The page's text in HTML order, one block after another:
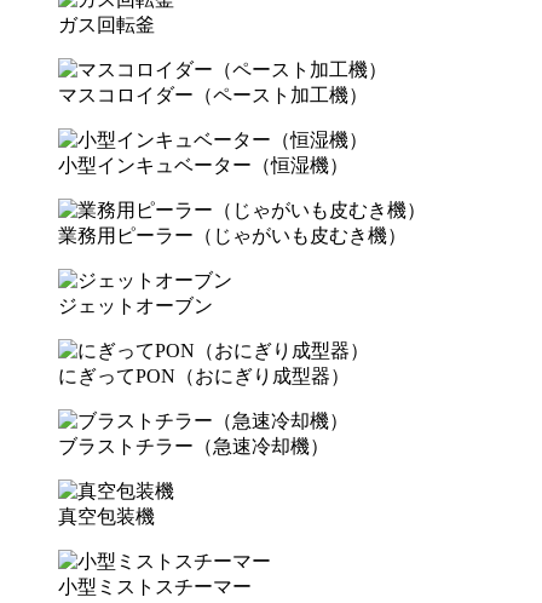
ガス回転釜
マスコロイダー（ペースト加工機）
小型インキュベーター（恒湿機）
業務用ピーラー（じゃがいも皮むき機）
ジェットオーブン
にぎってPON（おにぎり成型器）
ブラストチラー（急速冷却機）
真空包装機
小型ミストスチーマー